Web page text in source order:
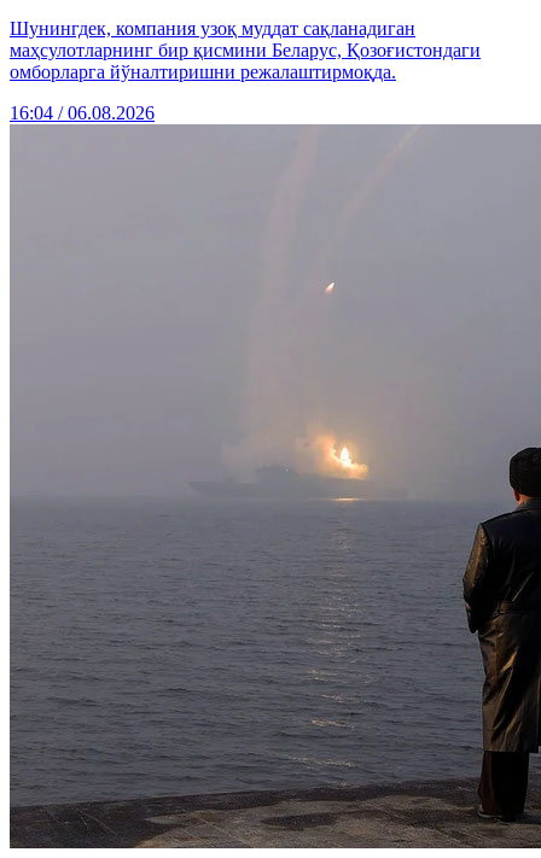
Шунингдек, компания узоқ муддат сақланадиган
маҳсулотларнинг бир қисмини Беларус, Қозоғистондаги
омборларга йўналтиришни режалаштирмоқда.
16:04 / 06.08.2026